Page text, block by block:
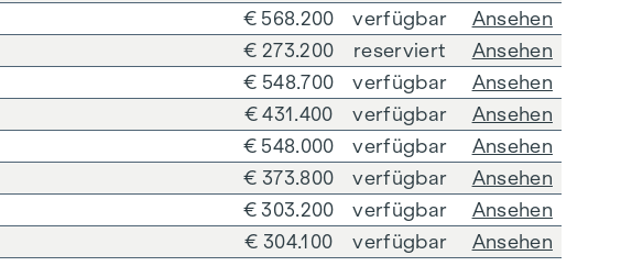
€ 568.200 verfügbar
Ansehen
€ 273.200 reserviert
Ansehen
€ 548.700 verfügbar
Ansehen
€ 431.400 verfügbar
Ansehen
€ 548.000 verfügbar
Ansehen
€ 373.800 verfügbar
Ansehen
€ 303.200 verfügbar
Ansehen
€ 304.100 verfügbar
Ansehen